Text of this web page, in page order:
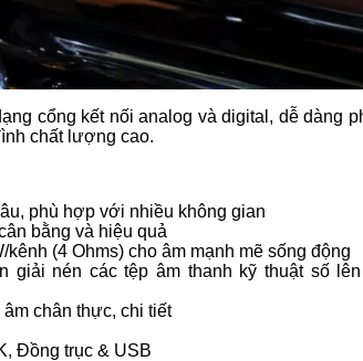
cổng kết nối analog và digital, dễ dàng
chất lượng cao.
phù hợp với nhiều không gian
bằng và hiệu quả
(4 Ohms) cho âm mạnh mẽ sống động
giải nén các tệp âm thanh kỹ thuật số
chân thực, chi tiết
Đồng trục & USB